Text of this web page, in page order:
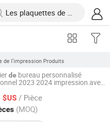
de l'impression Produits
de bureau personnalisé
2023 2024 impression avec
/ Pièce
(MOQ)
2023